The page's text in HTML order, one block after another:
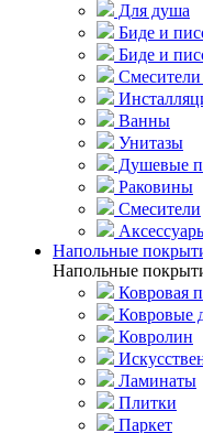
Для душа
Биде и
Биде и
Ванны
Унитазы
Душевые
Раковины
Смесители
Напольные
Напольные
Ковровая
Ковровые
Ковролин
Ламинаты
Плитки
Паркет